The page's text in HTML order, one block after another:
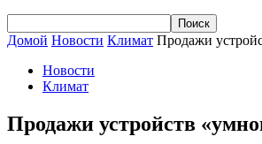
Домой Новости Климат Продажи
Новости
Климат
Продажи устройств